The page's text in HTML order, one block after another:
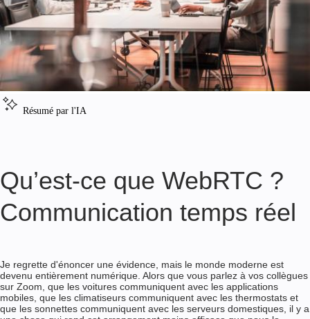
Résumé par l'IA
Qu’est-ce que WebRTC ?
Communication temps réel
Je regrette d'énoncer une évidence, mais le monde moderne est
devenu entièrement numérique. Alors que vous parlez à vos collègues
sur Zoom, que les voitures communiquent avec les applications
mobiles, que les climatiseurs communiquent avec les thermostats et
que les sonnettes communiquent avec les serveurs domestiques, il y a